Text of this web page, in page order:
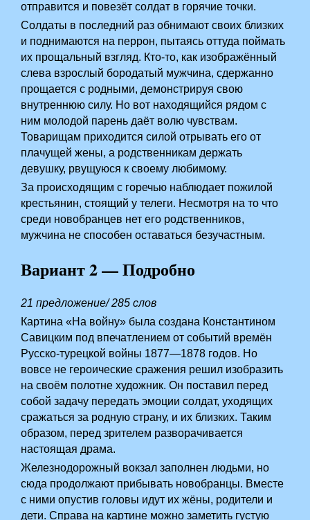
отправится и повезёт солдат в горячие точки.
Солдаты в последний раз обнимают своих близких
и поднимаются на перрон, пытаясь оттуда поймать
их прощальный взгляд. Кто-то, как изображённый
слева взрослый бородатый мужчина, сдержанно
прощается с родными, демонстрируя свою
внутреннюю силу. Но вот находящийся рядом с
ним молодой парень даёт волю чувствам.
Товарищам приходится силой отрывать его от
плачущей жены, а родственникам держать
девушку, рвущуюся к своему любимому.
За происходящим с горечью наблюдает пожилой
крестьянин, стоящий у телеги. Несмотря на то что
среди новобранцев нет его родственников,
мужчина не способен оставаться безучастным.
Вариант 2 — Подробно
21 предложение/ 285 слов
Картина «На войну» была создана Константином
Савицким под впечатлением от событий времён
Русско-турецкой войны 1877—1878 годов. Но
вовсе не героические сражения решил изобразить
на своём полотне художник. Он поставил перед
собой задачу передать эмоции солдат, уходящих
сражаться за родную страну, и их близких. Таким
образом, перед зрителем разворачивается
настоящая драма.
Железнодорожный вокзал заполнен людьми, но
сюда продолжают прибывать новобранцы. Вместе
с ними опустив головы идут их жёны, родители и
дети. Справа на картине можно заметить густую